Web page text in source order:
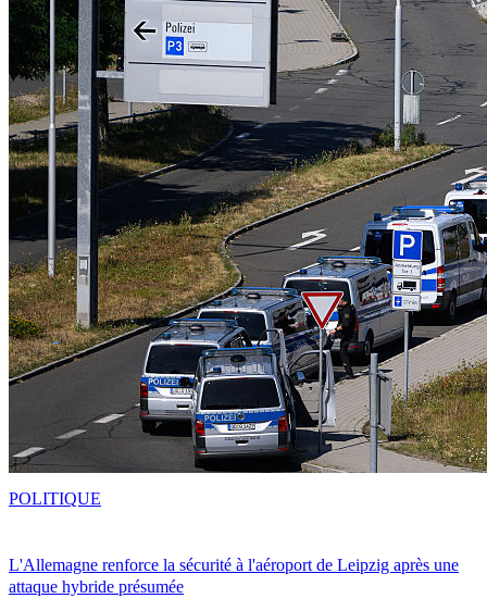
L'Allemagne renforce la sécurité à l'aéroport de Leipzig après une
attaque hybride présumée
POLITIQUE